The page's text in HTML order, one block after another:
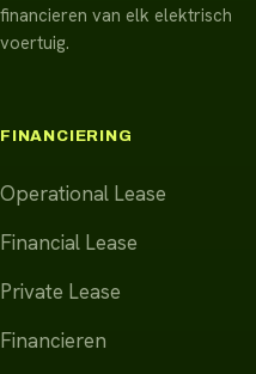
financieren van elk elektrisch
voertuig.
FINANCIERING
Operational Lease
Financial Lease
Private Lease
Financieren